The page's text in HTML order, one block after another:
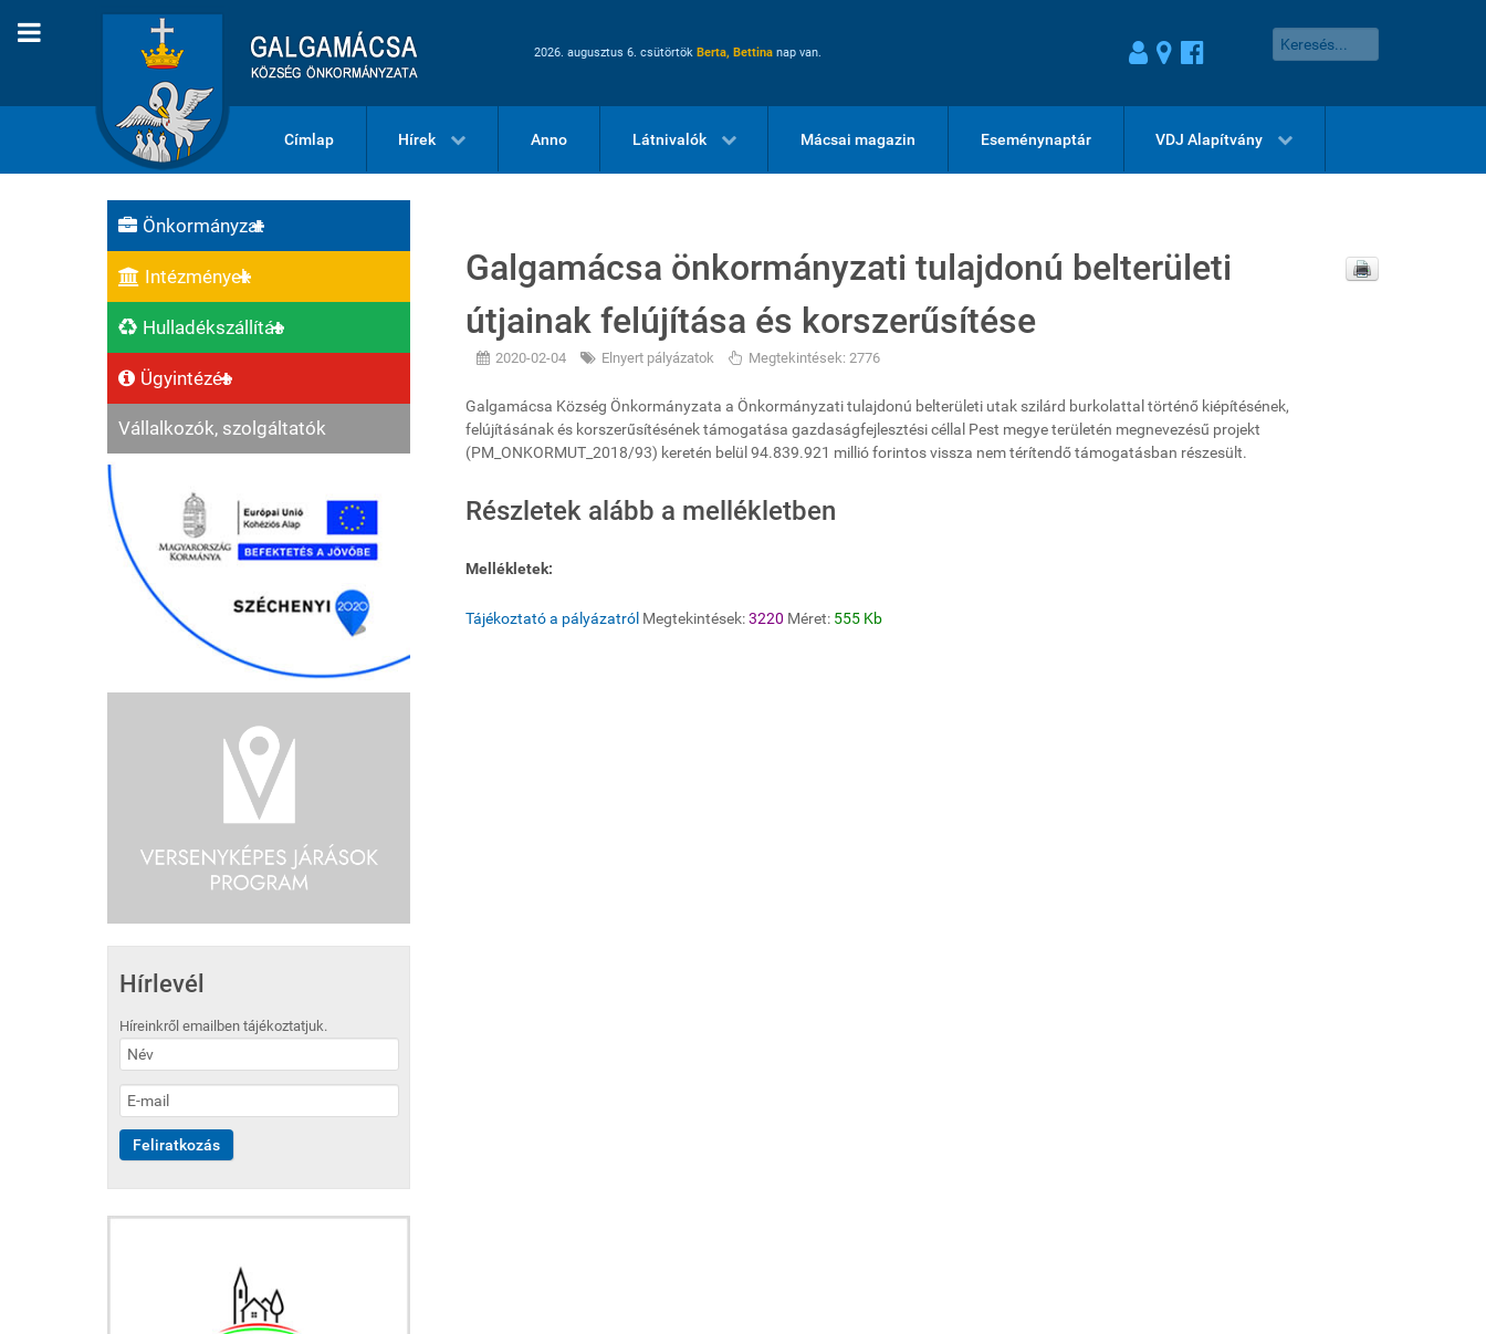
2026. augusztus 6. csütörtök Berta, Bettina nap van.
Címlap Hírek Anno Látnivalók Mácsai magazin Eseménynaptár VDJ Alapítvány
Önkormányzat
Intézmények
Hulladékszállítás
Ügyintézés
Vállalkozók, szolgáltatók
Hírlevél
Híreinkről emailben tájékoztatjuk.
Galgamácsa önkormányzati tulajdonú belterületi
útjainak felújítása és korszerűsítése
2020-02-04 Elnyert pályázatok Megtekintések: 2776
Galgamácsa Község Önkormányzata a Önkormányzati tulajdonú belterületi utak szilárd burkolattal történő kiépítésének,
felújításának és korszerűsítésének támogatása gazdaságfejlesztési céllal Pest megye területén megnevezésű projekt
(PM_ONKORMUT_2018/93) keretén belül 94.839.921 millió forintos vissza nem térítendő támogatásban részesült.
Részletek alább a mellékletben
Mellékletek:
Tájékoztató a pályázatról Megtekintések:3220 Méret: 555 Kb